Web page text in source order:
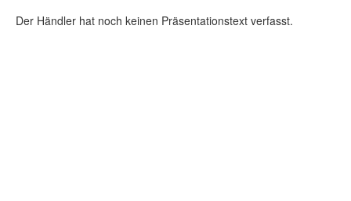
Der Händler hat noch keinen Präsentationstext verfasst.